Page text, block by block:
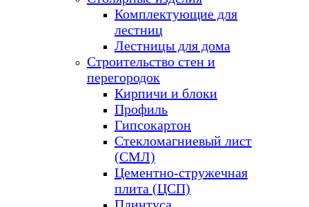
Комплектующие для
лестниц
Лестницы для дома
Строительство стен и
перегородок
Кирпичи и блоки
Профиль
Гипсокартон
Стекломагниевый лист
(СМЛ)
Цементно-стружечная
плита (ЦСП)